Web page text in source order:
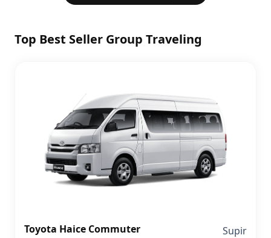
Top Best Seller Group Traveling
Toyota Haice Commuter Supir